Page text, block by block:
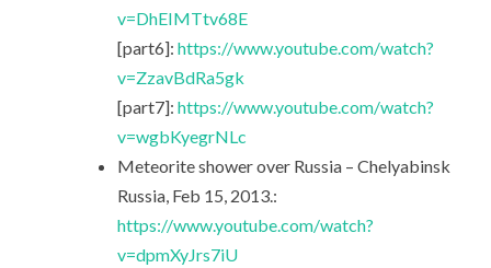
v=DhEIMTtv68E
[part6]: https://www.youtube.com/watch?
v=ZzavBdRa5gk
[part7]: https://www.youtube.com/watch?
v=wgbKyegrNLc
Meteorite shower over Russia – Chelyabinsk
Russia, Feb 15, 2013.:
https://www.youtube.com/watch?
v=dpmXyJrs7iU